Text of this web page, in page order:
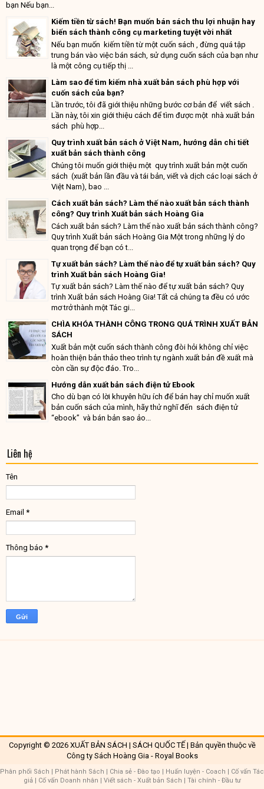
bạn Nếu bạn...
Kiếm tiền từ sách! Bạn muốn bán sách thu lợi nhuận hay
biến sách thành công cụ marketing tuyệt vời nhất
Nếu bạn muốn kiếm tiền từ một cuốn sách , đừng quá tập
trung bán vào việc bán sách, sử dụng cuốn sách của bạn như
là một công cụ tiếp thị ...
Làm sao để tìm kiếm nhà xuất bản sách phù hợp với
cuốn sách của bạn?
Lần trước, tôi đã giới thiệu những bước cơ bản để viết sách .
Lần này, tôi xin giới thiệu cách để tìm được một nhà xuất bản
sách phù hợp...
Quy trình xuất bản sách ở Việt Nam, hướng dẫn chi tiết
xuất bản sách thành công
Chúng tôi muốn giới thiệu một quy trình xuất bản một cuốn
sách (xuất bản lần đầu và tái bản, viết và dịch các loại sách ở
Việt Nam), bao ...
Cách xuất bản sách? Làm thế nào xuất bản sách thành
công? Quy trình Xuất bản sách Hoàng Gia
Cách xuất bản sách? Làm thế nào xuất bản sách thành công?
Quy trình Xuất bản sách Hoàng Gia Một trong những lý do
quan trọng để bạn có t...
Tự xuất bản sách? Làm thế nào để tự xuất bản sách? Quy
trình Xuất bản sách Hoàng Gia!
Tự xuất bản sách? Làm thế nào để tự xuất bản sách? Quy
trình Xuất bản sách Hoàng Gia! Tất cả chúng ta đều có ước
mơ trở thành một Tác gi...
CHÌA KHÓA THÀNH CÔNG TRONG QUÁ TRÌNH XUẤT BẢN
SÁCH
Xuất bản một cuốn sách thành công đòi hỏi không chỉ việc
hoàn thiện bản thảo theo trình tự ngành xuất bản đề xuất mà
còn cần sự độc đáo. Tro...
Hướng dẫn xuất bản sách điện tử Ebook
Cho dù bạn có lời khuyên hữu ích để bán hay chỉ muốn xuất
bản cuốn sách của mình, hãy thử nghĩ đến sách điện tử
“ebook” và bán bản sao ảo...
Liên hệ
Tên
Email *
Thông báo *
Copyright © 2026 XUẤT BẢN SÁCH | SÁCH QUỐC TẾ| Bản quyền thuộc về
Công ty Sách Hoàng Gia - Royal Books
Phân phối Sách | Phát hành Sách | Chia sẻ - Đào tạo | Huấn luyện - Coach | Cố vấn Tác
giả| Cố vấn Doanh nhân | Viết sách - Xuất bản Sách | Tài chính - Đầu tư